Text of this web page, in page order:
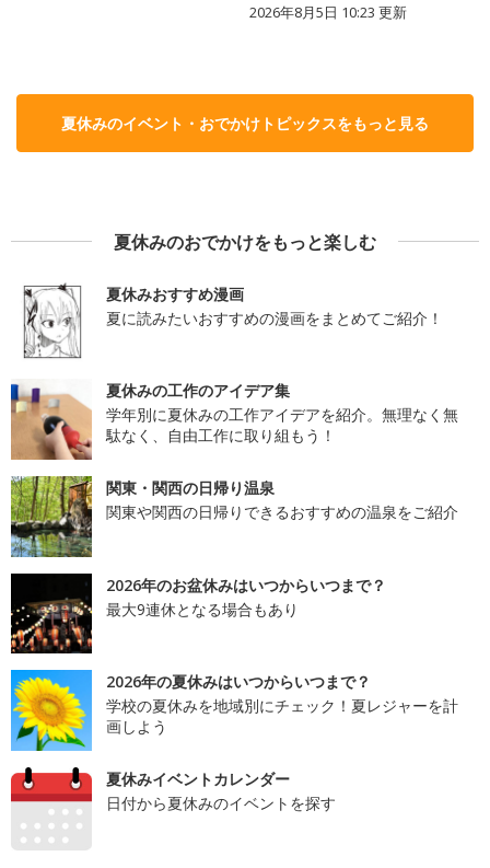
2026年8月5日 10:23 更新
夏休みのイベント・おでかけトピックスをもっと見る
夏休みのおでかけをもっと楽しむ
夏休みおすすめ漫画
夏に読みたいおすすめの漫画をまとめてご紹介！
夏休みの工作のアイデア集
学年別に夏休みの工作アイデアを紹介。無理なく無
駄なく、自由工作に取り組もう！
関東・関西の日帰り温泉
関東や関西の日帰りできるおすすめの温泉をご紹介
2026年のお盆休みはいつからいつまで？
最大9連休となる場合もあり
2026年の夏休みはいつからいつまで？
学校の夏休みを地域別にチェック！夏レジャーを計
画しよう
夏休みイベントカレンダー
日付から夏休みのイベントを探す